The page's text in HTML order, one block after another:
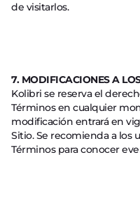
de visitarlos.
7. MODIFICACIONES A
Kolibri se reserva el
Términos en cualquier
modificación entrará en
Sitio. Se recomienda a los
Términos para conocer